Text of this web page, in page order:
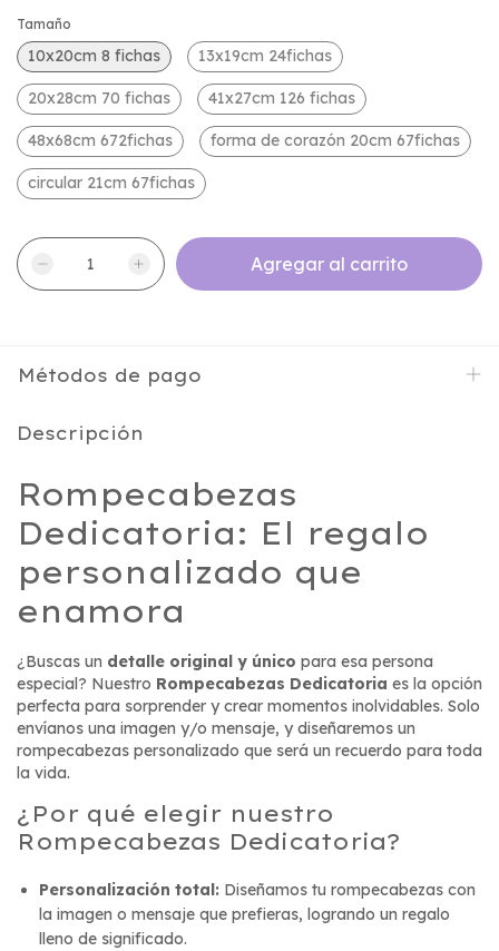
Tamaño
10x20cm 8 fichas 13x19cm 24fichas
20x28cm 70 fichas 41x27cm 126 fichas
48x68cm 672fichas forma de corazón 20cm 67fichas
circular 21cm 67fichas
Métodos de pago
Descripción
Rompecabezas
Dedicatoria: El regalo
personalizado que
enamora
¿Buscas un detalle original y único para esa persona
especial? Nuestro Rompecabezas Dedicatoria es la opción
perfecta para sorprender y crear momentos inolvidables. Solo
envíanos una imagen y/o mensaje, y diseñaremos un
rompecabezas personalizado que será un recuerdo para toda
la vida.
¿Por qué elegir nuestro
Rompecabezas Dedicatoria?
Personalización total: Diseñamos tu rompecabezas con
la imagen o mensaje que prefieras, logrando un regalo
lleno de significado.